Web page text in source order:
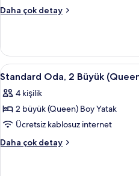
(King)
ve
Çekyat
için
tüm
fotoğrafları
görün
Daha çok detay
Standard
Büyük
(King)
Boy
ve
Çekyat
hakkında
daha
fazla
detay
Standard
Oda,
2
Büyük
(Queen)
Boy
6
Standard Oda, 2 Büyük
4 kişilik
2 büyük (Queen) Boy Yatak
Ücretsiz kablosuz internet
Daha çok detay
Standard